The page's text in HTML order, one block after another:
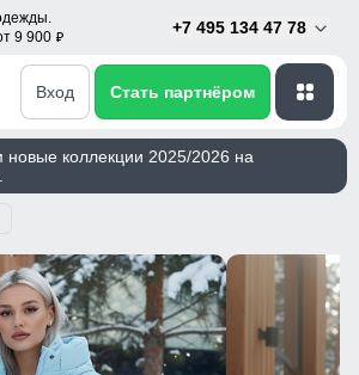
9 900 p
+7 495 134 47 78
Вход Стать партнёром
коллекции 2025/2026 на